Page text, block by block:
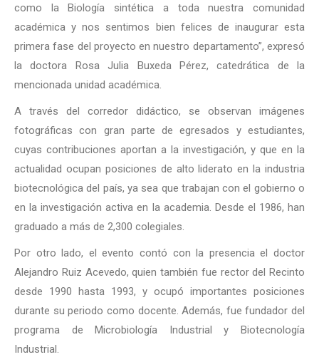
como la Biología sintética a toda nuestra comunidad
académica y nos sentimos bien felices de inaugurar esta
primera fase del proyecto en nuestro departamento”, expresó
la doctora Rosa Julia Buxeda Pérez, catedrática de la
mencionada unidad académica.
A través del corredor didáctico, se observan imágenes
fotográficas con gran parte de egresados y estudiantes,
cuyas contribuciones aportan a la investigación, y que en la
actualidad ocupan posiciones de alto liderato en la industria
biotecnológica del país, ya sea que trabajan con el gobierno o
en la investigación activa en la academia. Desde el 1986, han
graduado a más de 2,300 colegiales.
Por otro lado, el evento contó con la presencia el doctor
Alejandro Ruiz Acevedo, quien también fue rector del Recinto
desde 1990 hasta 1993, y ocupó importantes posiciones
durante su periodo como docente. Además, fue fundador del
programa de Microbiología Industrial y Biotecnología
Industrial.